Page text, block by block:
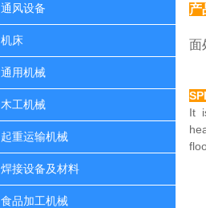
通风设备
机床
通用机械
木工机械
起重运输机械
焊接设备及材料
食品加工机械
产
面
It